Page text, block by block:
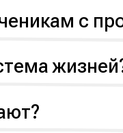
для
с
знания.
— для этого